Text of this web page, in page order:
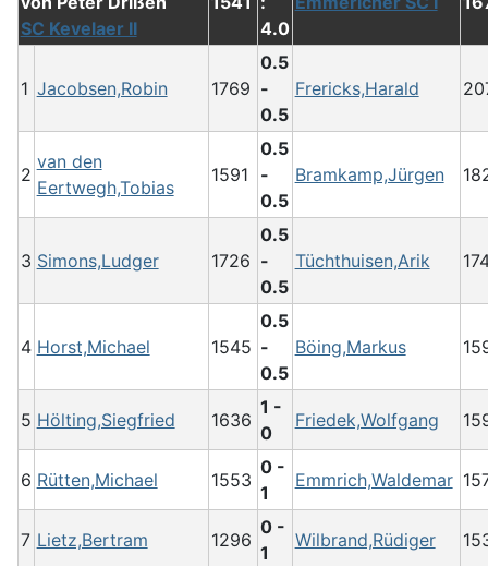
SC Kevelaer II
4.0
1 Jacobsen,Robin 1769
0.5
-
0.5
Frericks,Harald
2
van den
Eertwegh,Tobias
1591
0.5
-
0.5
Bramkamp,Jürgen
3 Simons,Ludger 1726
0.5
-
0.5
Tüchthuisen,Arik
4 Horst,Michael 1545
0.5
-
0.5
Böing,Markus
5 Hölting,Siegfried 1636
1 -
0
Friedek,Wolfgang
6 Rütten,Michael 1553
0 -
1
Emmrich,Waldemar
7 Lietz,Bertram 1296
0 -
1
Wilbrand,Rüdiger